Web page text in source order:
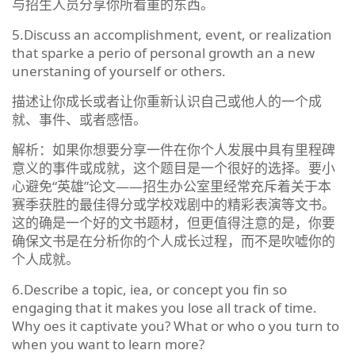
与招生人员分享你所看重的东西。
5.Discuss an accomplishment, event, or realization
that sparke a perio of personal growth an a new
unerstaning of yourself or others.
描述让你成长或者让你重新认识自己或他人的一个成
就、事件、或者感悟。
解析：如果你想要分享一件在你个人发展中具有里程碑
意义的事件或成就，这个题目是一个很好的选择。要小
心避免“英雄”论文——招生办公室里经常充斥着关于本
赛季获胜的最佳得分或学校戏剧中的精彩表演等文书。
这的确是一个好的文书题材，但更值得注意的是，你要
确保文书是在分析你的个人成长过程，而不是吹嘘你的
个人成就。
6.Describe a topic, iea, or concept you fin so
engaging that it makes you lose all track of time.
Why oes it captivate you? What or who o you turn to
when you want to learn more?